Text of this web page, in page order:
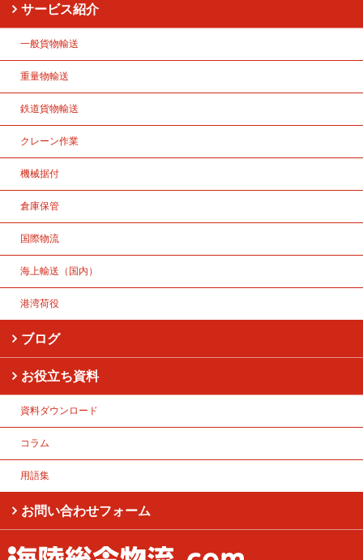
サービス紹介
一般貨物輸送
重量物輸送
鉄道貨物輸送
クレーン作業
機械据付
倉庫保管
国際物流
海上輸送（国内）
港湾荷役
ブログ
お役立ち資料
資料ダウンロード
コラム
用語集
お問い合わせフォーム